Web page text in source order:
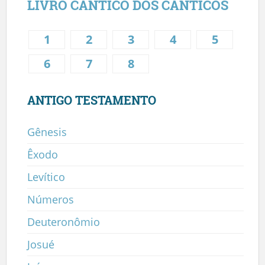
LIVRO CÂNTICO DOS CÂNTICOS
1 2 3 4
5
6
7 8
ANTIGO TESTAMENTO
Gênesis
Êxodo
Levítico
Números
Deuteronômio
Josué